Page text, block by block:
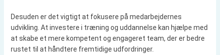
Desuden er det vigtigt at fokusere på medarbejdernes
udvikling. At investere i træning og uddannelse kan hjælpe med
at skabe et mere kompetent og engageret team, der er bedre
rustet til at håndtere fremtidige udfordringer.